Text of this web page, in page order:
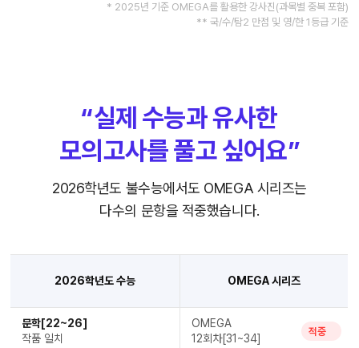
* 2025년 기준 OMEGA를 활용한 강사진(과목별 중복 포함)
** 국/수/탐2 만점 및 영/한 1등급 기준
“실제 수능과 유사한
모의고사를 풀고 싶어요”
2026학년도 불수능에서도 OMEGA 시리즈는
다수의 문항을 적중했습니다.
2026학년도 수능 OMEGA 시리즈
문학[22~26]
작품 일치
OMEGA
12회차[31~34]
적중